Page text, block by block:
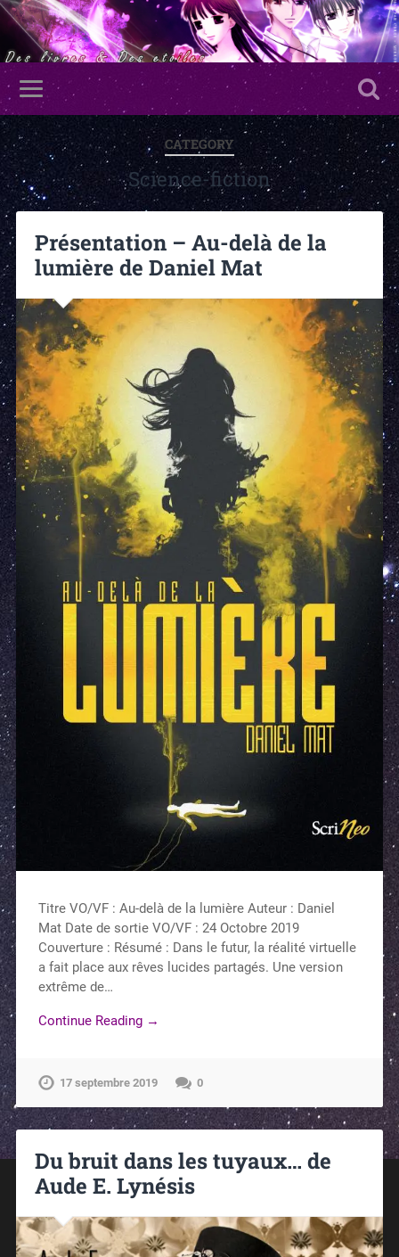
CATEGORY
Science-fiction
Présentation – Au-delà de la
lumière de Daniel Mat
Titre VO/VF : Au-delà de la lumière Auteur : Daniel
Mat Date de sortie VO/VF : 24 Octobre 2019
Couverture : Résumé : Dans le futur, la réalité virtuelle
a fait place aux rêves lucides partagés. Une version
extrême de…
Continue Reading →
17 septembre 2019 0
Du bruit dans les tuyaux… de
Aude E. Lynésis